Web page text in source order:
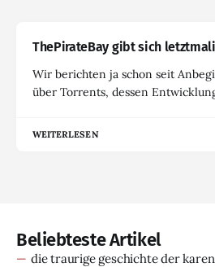
ThePirateBay gibt sich
Wir berichten ja schon seit
über Torrents, dessen
WEITERLESEN
Beliebteste Artikel
die traurige geschichte der